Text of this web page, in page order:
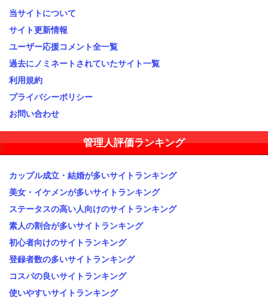
当サイトについて
サイト更新情報
ユーザー応援コメント全一覧
過去にノミネートされていたサイト一覧
利用規約
プライバシーポリシー
お問い合わせ
管理人評価ランキング
カップル成立・結婚が多いサイトランキング
美女・イケメンが多いサイトランキング
ステータスの高い人向けのサイトランキング
素人の割合が多いサイトランキング
初心者向けのサイトランキング
登録者数の多いサイトランキング
コスパの良いサイトランキング
使いやすいサイトランキング